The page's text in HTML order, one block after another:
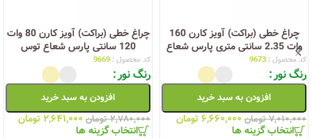
چراغ خطی (براکت) آویز کارن 160
وات 2.35 سانتی متری پارس شعاع
کد محصول : 9673
رنگ نور
افزودن به سبد خرید
۷,۰۱۰,۰۰۰ تومان ۶,۶۶۰,۰۰۰تومان
انتخاب گزینه ها
چراغ خطی (براکت) آویز کارن 80 وات
120 سانتی پارس شعاع توس
کد محصول : 9669
رنگ نور
افزودن به سبد خرید
۲,۷۸۰,۰۰۰ تومان ۲,۶۴۱,۰۰۰ تومان
انتخاب گزینه ها